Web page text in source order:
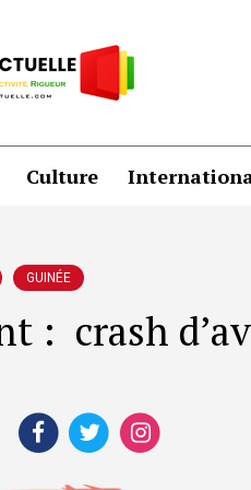
Culture
GUINÉE
: crash